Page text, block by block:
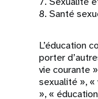
8. Santé
L’éducation
porter
vie courante
sexualité », «
», «